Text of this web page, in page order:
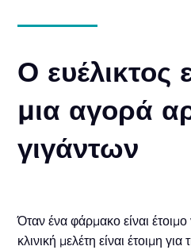
Ο ευέλικτος
μια αγορά
γιγάντων
Όταν ένα φάρμακο είναι
κλινική μελέτη είναι έτοιμη